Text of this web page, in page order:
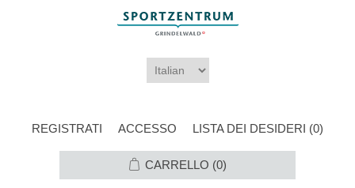
REGISTRATI ACCESSO LISTA DEI DESIDERI (0)
CARRELLO (0)